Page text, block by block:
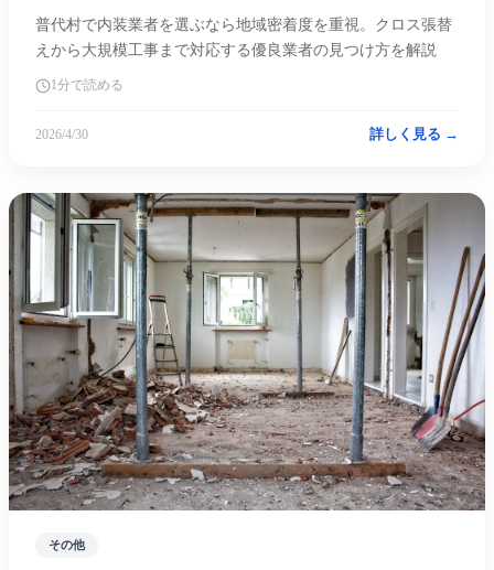
ング・中間マージン0円で費用を抑える方
法
普代村で内装業者を選ぶなら地域密着度を重視。クロス張替
えから大規模工事まで対応する優良業者の見つけ方を解説
1分で読める
2026/4/30 詳しく見る →
その他